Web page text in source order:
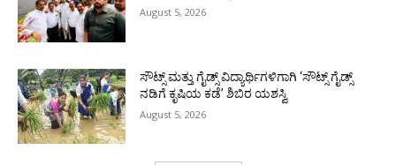
August 5, 2026
ಸೌಟ್ಸ್ ಮತ್ತು ಗೈಡ್ಸ್ ವಿದ್ಯಾರ್ಥಿಗಳಿಗಾಗಿ ‘ಸೌಟ್ಸ್ ಗೈಡ್ಸ್
ನಡಿಗೆ ಕೃಷಿಯ ಕಡೆ’ ಶಿಬಿರ ಯಶಸ್ವಿ
August 5, 2026